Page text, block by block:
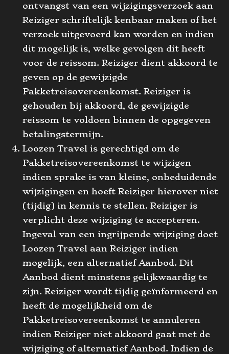
ontvangst van een wijzigingsverzoek aan
Reiziger schriftelijk kenbaar maken of het
verzoek uitgevoerd kan worden en indien
dit mogelijk is, welke gevolgen dit heeft
voor de reissom. Reiziger dient akkoord te
geven op de gewijzigde
Pakketreisovereenkomst. Reiziger is
gehouden bij akkoord, de gewijzigde
reissom te voldoen binnen de opgegeven
betalingstermijn.
Loozen Travel is gerechtigd om de
Pakketreisovereenkomst te wijzigen
indien sprake is van kleine, onbeduidende
wijzigingen en hoeft Reiziger hierover niet
(tijdig) in kennis te stellen. Reiziger is
verplicht deze wijziging te accepteren.
Ingeval van een ingrijpende wijziging doet
Loozen Travel aan Reiziger indien
mogelijk, een alternatief Aanbod. Dit
Aanbod dient minstens gelijkwaardig te
zijn. Reiziger wordt tijdig geïnformeerd en
heeft de mogelijkheid om de
Pakketreisovereenkomst te annuleren
indien Reiziger niet akkoord gaat met de
wijziging of alternatief Aanbod. Indien de